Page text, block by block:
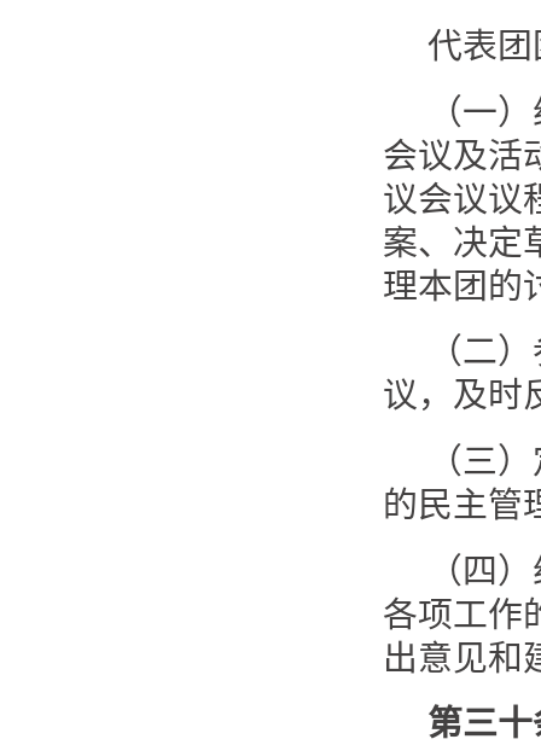
代表
（一
会议及活
议会议议
案、决定
理本团的
（二
议，及时
（三
的民主管
（四
各项工作
出意见和
第三十